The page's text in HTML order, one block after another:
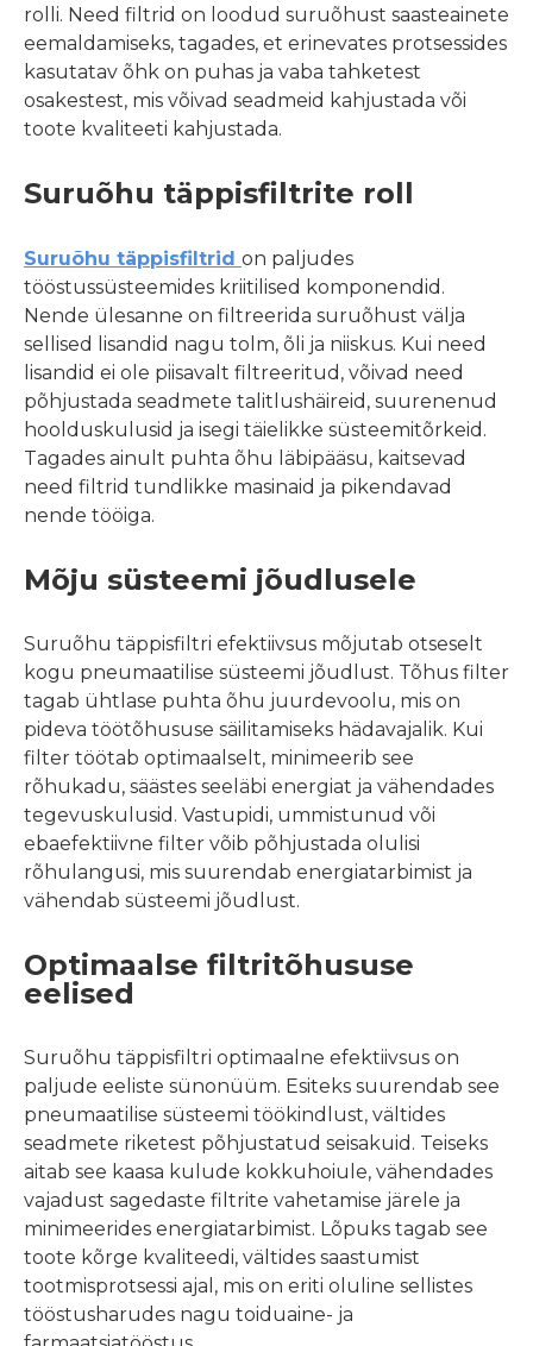
rolli. Need filtrid on loodud suruõhust saasteainete
eemaldamiseks, tagades, et erinevates protsessides
kasutatav õhk on puhas ja vaba tahketest
osakestest, mis võivad seadmeid kahjustada või
toote kvaliteeti kahjustada.
Suruõhu täppisfiltrite roll
Suruõhu täppisfiltrid on paljudes
tööstussüsteemides kriitilised komponendid.
Nende ülesanne on filtreerida suruõhust välja
sellised lisandid nagu tolm, õli ja niiskus. Kui need
lisandid ei ole piisavalt filtreeritud, võivad need
põhjustada seadmete talitlushäireid, suurenenud
hoolduskulusid ja isegi täielikke süsteemitõrkeid.
Tagades ainult puhta õhu läbipääsu, kaitsevad
need filtrid tundlikke masinaid ja pikendavad
nende tööiga.
Mõju süsteemi jõudlusele
Suruõhu täppisfiltri efektiivsus mõjutab otseselt
kogu pneumaatilise süsteemi jõudlust. Tõhus filter
tagab ühtlase puhta õhu juurdevoolu, mis on
pideva töötõhususe säilitamiseks hädavajalik. Kui
filter töötab optimaalselt, minimeerib see
rõhukadu, säästes seeläbi energiat ja vähendades
tegevuskulusid. Vastupidi, ummistunud või
ebaefektiivne filter võib põhjustada olulisi
rõhulangusi, mis suurendab energiatarbimist ja
vähendab süsteemi jõudlust.
Optimaalse filtritõhususe
eelised
Suruõhu täppisfiltri optimaalne efektiivsus on
paljude eeliste sünonüüm. Esiteks suurendab see
pneumaatilise süsteemi töökindlust, vältides
seadmete riketest põhjustatud seisakuid. Teiseks
aitab see kaasa kulude kokkuhoiule, vähendades
vajadust sagedaste filtrite vahetamise järele ja
minimeerides energiatarbimist. Lõpuks tagab see
toote kõrge kvaliteedi, vältides saastumist
tootmisprotsessi ajal, mis on eriti oluline sellistes
tööstusharudes nagu toiduaine- ja